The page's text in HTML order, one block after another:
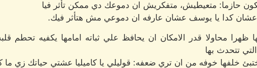
حازما: متعيطيش، متفكريش ان دموعك دي ممكن تأثر فيا
عشان كدا يا يوسف عشان عارفه ان دموعي مش هتأثر فيك.
محاولا قدر الامكان ان يحافظ علي ثباته امامها يكفيه تحطم
تتحدث بها
خلفها خوفه من ان تري ضعفه: قوليلي يا كاميليا عشتي حياتك زي ما